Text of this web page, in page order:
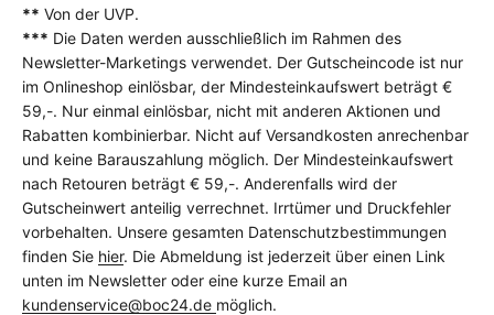
** Von der UVP.
*** Die Daten werden ausschließlich im Rahmen des
Newsletter-Marketings verwendet. Der Gutscheincode ist nur
im Onlineshop einlösbar, der Mindesteinkaufswert beträgt €
59,-. Nur einmal einlösbar, nicht mit anderen Aktionen und
Rabatten kombinierbar. Nicht auf Versandkosten anrechenbar
und keine Barauszahlung möglich. Der Mindesteinkaufswert
nach Retouren beträgt € 59,-. Anderenfalls wird der
Gutscheinwert anteilig verrechnet. Irrtümer und Druckfehler
vorbehalten. Unsere gesamten Datenschutzbestimmungen
finden Sie hier. Die Abmeldung ist jederzeit über einen Link
unten im Newsletter oder eine kurze Email an
kundenservice@boc24.de möglich.